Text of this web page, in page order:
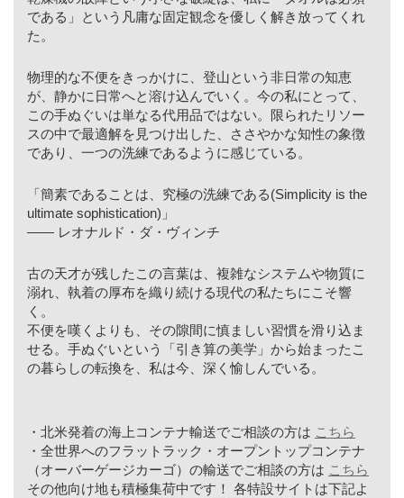
である」という凡庸な固定観念を優しく解き放ってくれ
た。
物理的な不便をきっかけに、登山という非日常の知恵
が、静かに日常へと溶け込んでいく。今の私にとって、
この手ぬぐいは単なる代用品ではない。限られたリソー
スの中で最適解を見つけ出した、ささやかな知性の象徴
であり、一つの洗練であるように感じている。
「簡素であることは、究極の洗練である(Simplicity is the
ultimate sophistication)」
—— レオナルド・ダ・ヴィンチ
古の天才が残したこの言葉は、複雑なシステムや物質に
溺れ、執着の厚布を織り続ける現代の私たちにこそ響
く。
不便を嘆くよりも、その隙間に慎ましい習慣を滑り込ま
せる。手ぬぐいという「引き算の美学」から始まったこ
の暮らしの転換を、私は今、深く愉しんでいる。
・北米発着の海上コンテナ輸送でご相談の方は こちら
・全世界へのフラットラック・オープントップコンテナ
（オーバーゲージカーゴ）の輸送でご相談の方は こちら
その他向け地も積極集荷中です！ 各特設サイトは下記よ